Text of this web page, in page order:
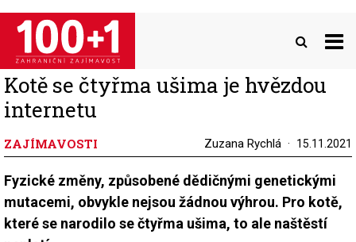
Přejít
hlavnímu
obsahu
Kotě se čtyřma ušima je hvězdou
internetu
ZAJÍMAVOSTI Zuzana Rychlá 15.11.2021
Fyzické změny, způsobené dědičnými genetickými
mutacemi, obvykle nejsou žádnou výhrou. Pro kotě,
které se narodilo se čtyřma ušima, to ale naštěstí